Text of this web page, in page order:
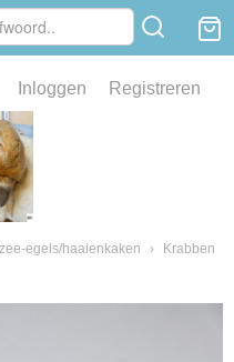
Inloggen Registreren
egels/haaienkaken ›
Krabben